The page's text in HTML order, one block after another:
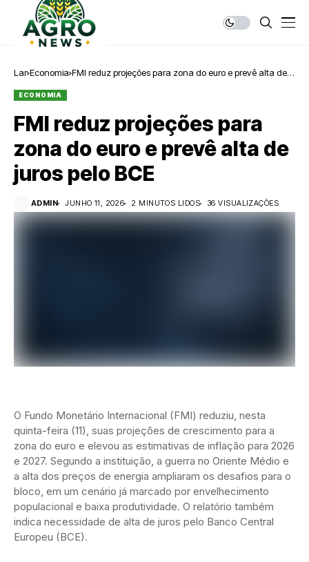
Lar Economia FMI reduz projeções para zona do euro e prevê alta de
ECONOMIA
FMI reduz projeções para
zona do euro e prevê alta de
juros pelo BCE
ADMIN JUNHO 11, 2026 2 MINUTOS LIDOS 36 VISUALIZAÇÕES
O Fundo Monetário Internacional (FMI) reduziu, nesta
quinta-feira (11), suas projeções de crescimento para a
zona do euro e elevou as estimativas de inflação para 2026
e 2027. Segundo a instituição, a guerra no Oriente Médio e
a alta dos preços de energia ampliaram os desafios para o
bloco, em um cenário já marcado por envelhecimento
populacional e baixa produtividade. O relatório também
indica necessidade de alta de juros pelo Banco Central
Europeu (BCE).